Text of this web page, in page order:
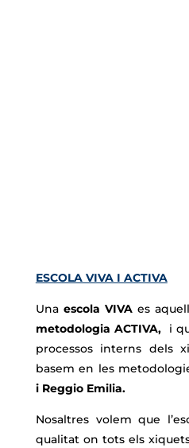
ESCOLA VIVA I ACTIVA
Una escola VIVAes
metodologia ACTIVA,
i
processos interns dels
basem en les
i Reggio Emilia.
Nosaltres volem que
qualitat on tots els